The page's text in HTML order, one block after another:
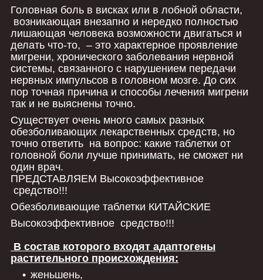
Головная боль в висках или в лобной области,
возникающая внезапно и нередко полностью
лишающая человека возможности двигаться и
делать что-то, – это характерное проявление
мигрени, хронического заболевания нервной
системы, связанного с нарушением передачи
нервных импульсов в головном мозге. До сих
пор точная причина и способы лечения мигрени
так и не выяснены точно.
Существует очень много самых разных
обезболивающих лекарственных средств, но
точно ответить на вопрос: какие таблетки от
головной боли лучше принимать, не сможет ни
один врач.
ПРЕДСТАВЛЯЕМ Высокоэффективное
средство!!!
Обезболивающие таблетки КИТАЙСКИЕ
Высокоэффективное средство!!!
В состав которого входят адаптогены
растительного происхождения:
женьшень,